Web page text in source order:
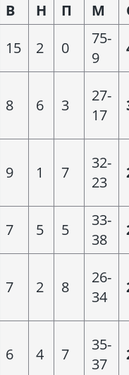
В Н П М
15 2 0
75-
9
8 6 3
27-
17
9 1 7
32-
23
7 5 5
33-
38
7 2 8
26-
34
6 4 7
35-
37